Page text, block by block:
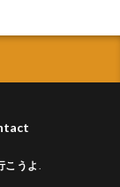
こうよ.